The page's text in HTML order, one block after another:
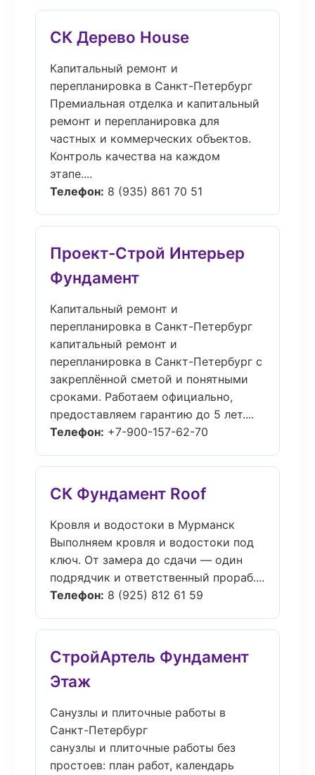
СК Дерево House
Капитальный ремонт и
перепланировка в Санкт-Петербург
Премиальная отделка и капитальный
ремонт и перепланировка для
частных и коммерческих объектов.
Контроль качества на каждом
этапе....
Телефон: 8 (935) 861 70 51
Проект-Строй Интерьер
Фундамент
Капитальный ремонт и
перепланировка в Санкт-Петербург
капитальный ремонт и
перепланировка в Санкт-Петербург с
закреплённой сметой и понятными
сроками. Работаем официально,
предоставляем гарантию до 5 лет....
Телефон: +7-900-157-62-70
СК Фундамент Roof
Кровля и водостоки в Мурманск
Выполняем кровля и водостоки под
ключ. От замера до сдачи — один
подрядчик и ответственный прораб....
Телефон: 8 (925) 812 61 59
СтройАртель Фундамент
Этаж
Санузлы и плиточные работы в
Санкт-Петербург
санузлы и плиточные работы без
простоев: план работ, календарь